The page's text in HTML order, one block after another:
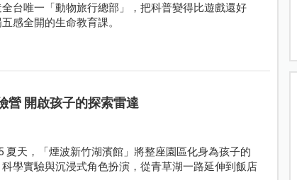
台唯一「動物旅行總部」，把科普變得比遊戲還好
感全開的生命教育課。
營 開啟孩子的探索雷達
天，「煙波新竹湖濱館」將整座園區化身為孩子的
學實驗與沉浸式角色扮演，從青草湖一路延伸到飯店